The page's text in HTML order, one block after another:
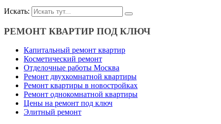
Искать:
РЕМОНТ КВАРТИР ПОД КЛЮЧ
Капитальный ремонт квартир
Косметический ремонт
Отделочные работы Москва
Ремонт двухкомнатной квартиры
Ремонт квартиры в новостройках
Ремонт однокомнатной квартиры
Цены на ремонт под ключ
Элитный ремонт